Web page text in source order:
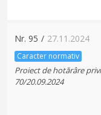
Nr. 95 / 27.11.2024
Caracter normativ
Proiect de hotărâre
70/20.09.2024